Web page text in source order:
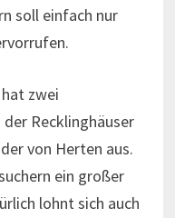
soll einfach nur
zwei
Recklinghäuser
von Herten aus.
ein großer
lohnt sich auch